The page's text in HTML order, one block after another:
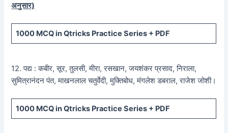
अनुसार)
1000 MCQin Qtricks Practice Series + PDF
12. पद्य : कबीर, सूर, तुलसी, मीरा, रसखान, जयशंकर प्रसाद, निराला,
सुमित्रानंदन पंत, माखनलाल चतुर्वेदी, मुक्तिबोध, मंगलेश डबराल, राजेश जोशी।
1000 MCQin Qtricks Practice Series + PDF